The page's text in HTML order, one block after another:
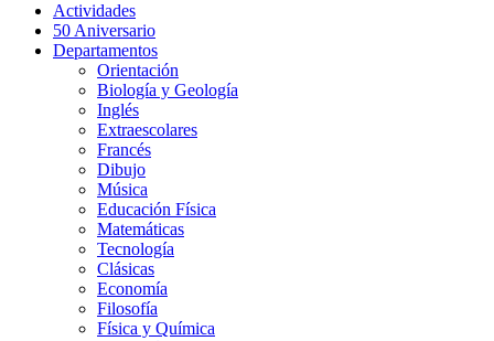
Actividades
50 Aniversario
Departamentos
Orientación
Biología y Geología
Inglés
Extraescolares
Francés
Dibujo
Música
Educación Física
Matemáticas
Tecnología
Clásicas
Economía
Filosofía
Física y Química